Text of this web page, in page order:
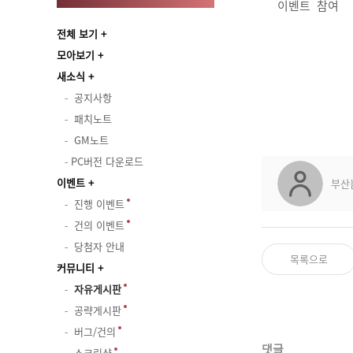
전체 보기
모아보기
새소식
공지사항
패치노트
GM노트
PC버전 다운로드
이벤트
진행 이벤트
건의 이벤트
당첨자 안내
커뮤니티
자유게시판
공략게시판
버그/건의
이벤트 참여
부산
목록으로
댓글